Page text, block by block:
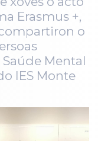
Erasmus +,
o
Mental
IES Monte